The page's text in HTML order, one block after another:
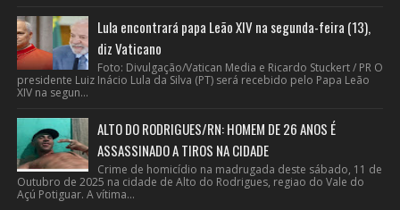
Lula encontrará papa Leão XIV na segunda-feira (13),
diz Vaticano
Foto: Divulgação/Vatican Media e Ricardo Stuckert / PR O
presidente Luiz Inácio Lula da Silva (PT) será recebido pelo Papa Leão
XIV na segun...
ALTO DO RODRIGUES/RN: HOMEM DE 26 ANOS É
ASSASSINADO A TIROS NA CIDADE
Crime de homicídio na madrugada deste sábado, 11 de
Outubro de 2025 na cidade de Alto do Rodrigues, regiao do Vale do
Açú Potiguar. A vítima...